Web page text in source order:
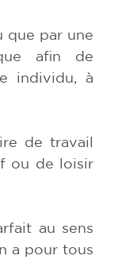
que par une
afin de
individu, à
de travail
ou de loisir
au sens
a pour tous